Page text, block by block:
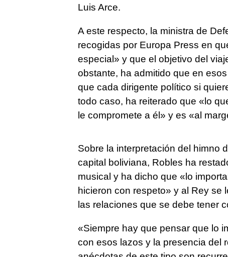
Luis Arce.
A este respecto, la ministra de
recogidas por Europa Press en
especial» y que el objetivo del
obstante, ha admitido que en
que cada dirigente político si
todo caso, ha reiterado que «lo
le compromete a él» y es «al
Sobre la interpretación del himno
capital boliviana, Robles ha
musical y ha dicho que «lo
hicieron con respeto» y al Rey se
las relaciones que se debe tener
«Siempre hay que pensar que lo
con esos lazos y la presencia del